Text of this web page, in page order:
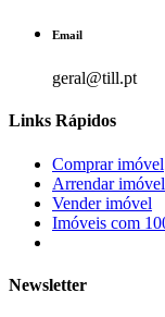
Email
geral@till.pt
Links Rápidos
Comprar imóvel
Arrendar imóvel
Vender imóvel
Imóveis com
Newsletter